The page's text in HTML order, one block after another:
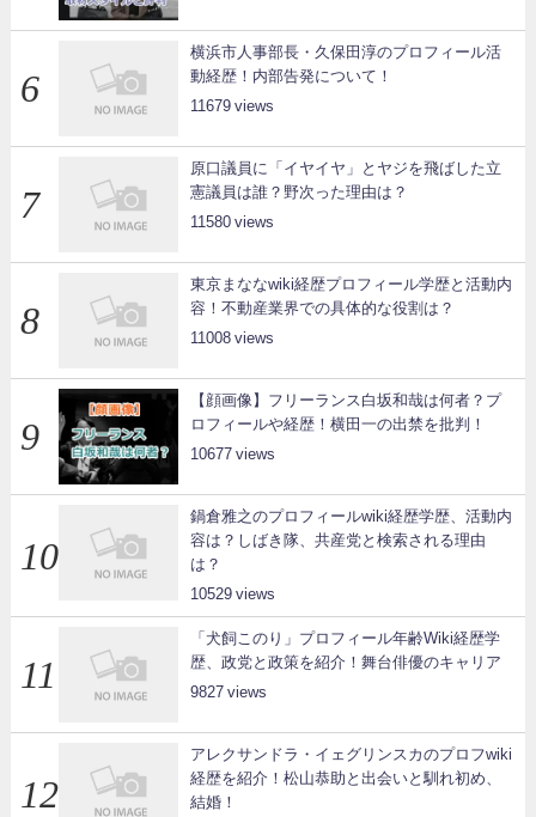
横浜市人事部長・久保田淳のプロフィール活
動経歴！内部告発について！
11679
原口議員に「イヤイヤ」とヤジを飛ばした立
憲議員は誰？野次った理由は？
11580
東京まななwiki経歴プロフィール学歴と活動内
容！不動産業界での具体的な役割は？
11008
【顔画像】フリーランス白坂和哉は何者？プ
ロフィールや経歴！横田一の出禁を批判！
10677
鍋倉雅之のプロフィールwiki経歴学歴、活動内
容は？しばき隊、共産党と検索される理由
は？
10529
「犬飼このり」プロフィール年齢Wiki経歴学
歴、政党と政策を紹介！舞台俳優のキャリア
9827
アレクサンドラ・イェグリンスカのプロフwiki
経歴を紹介！松山恭助と出会いと馴れ初め、
結婚！